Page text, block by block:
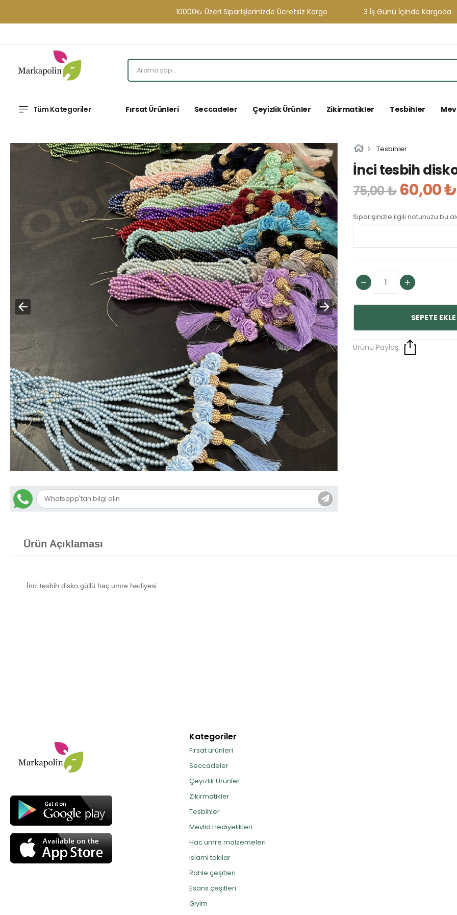
10000₺ Üzeri Siparişlerinizde Ücretsiz Kargo 3 İş Günü İçinde Kargoda
Tüm Kategoriler Fırsat Ürünleri Seccadeler Çeyizlik Ürünler Zikirmatikler Tesbihler
Tesbihler
İnci tesbih
75,00 ₺ 60,00 ₺
Siparişinizle ilgili notunuzu bu
SEPETE EKLE
Ürünü Paylaş:
Ürün Açıklaması
İnci tesbih disko güllü haç umre hediyesi
Kategoriler
Fırsat ürünleri
Seccadeler
Çeyizlik Ürünler
Zikirmatikler
Tesbihler
Mevlid Hediyelikleri
Hac umre malzemeleri
islami takılar
Rahle çeşitleri
Esans çeşitleri
Giyim